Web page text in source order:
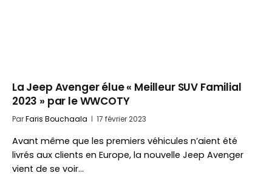
La Jeep Avenger élue « Meilleur SUV Familial
2023 » par le WWCOTY
ParFaris Bouchaala 17 février 2023
Avant même que les premiers véhicules n’aient été
livrés aux clients en Europe, la nouvelle Jeep Avenger
vient de se voir…